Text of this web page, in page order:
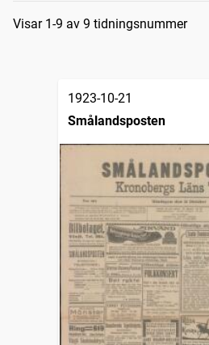
Sökresultat
Visar 1-9 av 9 tidningsnummer
1923-10-21
Smålandsposten